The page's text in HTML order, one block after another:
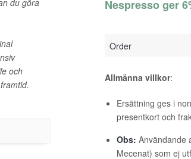
du göra
och
Nespresso ger
Order
Allmänna villkor:
Ersättning ges i
presentkort och
Obs: Användande
Mecenat) som ej